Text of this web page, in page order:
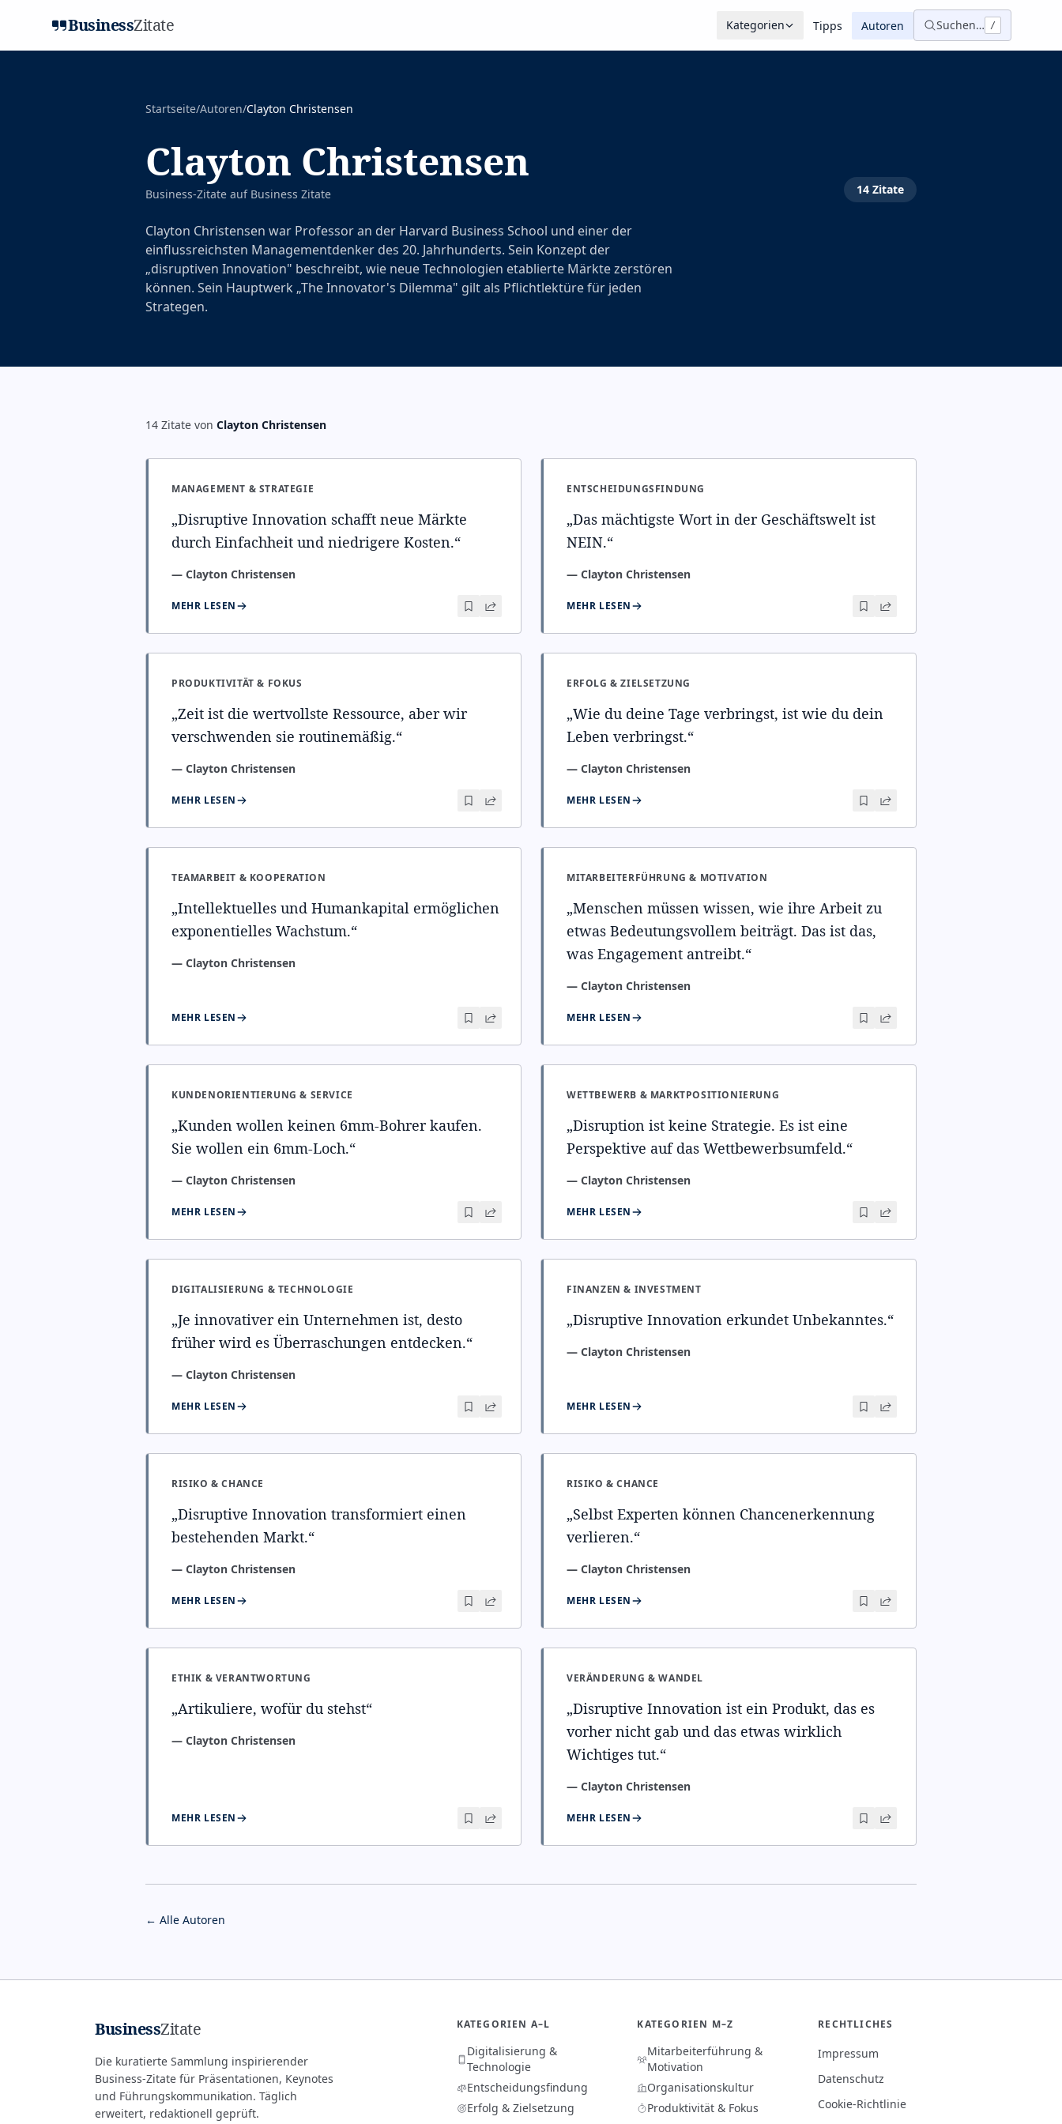
BusinessZitate Kategorien Tipps Autoren Suchen… /
Startseite/Autoren/Clayton Christensen
Clayton Christensen
Business-Zitate auf Business Zitate 14 Zitate
Clayton Christensen war Professor an der Harvard Business School und einer der
einflussreichsten Managementdenker des 20. Jahrhunderts. Sein Konzept der
„disruptiven Innovation" beschreibt, wie neue Technologien etablierte Märkte zerstören
können. Sein Hauptwerk „The Innovator's Dilemma" gilt als Pflichtlektüre für jeden
Strategen.
14 Zitate von Clayton Christensen
MANAGEMENT & STRATEGIE
„Disruptive Innovation schafft neue Märkte
durch Einfachheit und niedrigere Kosten.“
— Clayton Christensen
MEHR LESEN
ENTSCHEIDUNGSFINDUNG
„Das mächtigste Wort in der Geschäftswelt ist
NEIN.“
— Clayton Christensen
MEHR LESEN
PRODUKTIVITÄT & FOKUS
„Zeit ist die wertvollste Ressource, aber wir
verschwenden sie routinemäßig.“
— Clayton Christensen
MEHR LESEN
ERFOLG & ZIELSETZUNG
„Wie du deine Tage verbringst, ist wie du dein
Leben verbringst.“
— Clayton Christensen
MEHR LESEN
TEAMARBEIT & KOOPERATION
„Intellektuelles und Humankapital ermöglichen
exponentielles Wachstum.“
— Clayton Christensen
MEHR LESEN
MITARBEITERFÜHRUNG & MOTIVATION
„Menschen müssen wissen, wie ihre Arbeit zu
etwas Bedeutungsvollem beiträgt. Das ist das,
was Engagement antreibt.“
— Clayton Christensen
MEHR LESEN
KUNDENORIENTIERUNG & SERVICE
„Kunden wollen keinen 6mm-Bohrer kaufen.
Sie wollen ein 6mm-Loch.“
— Clayton Christensen
MEHR LESEN
WETTBEWERB & MARKTPOSITIONIERUNG
„Disruption ist keine Strategie. Es ist eine
Perspektive auf das Wettbewerbsumfeld.“
— Clayton Christensen
MEHR LESEN
DIGITALISIERUNG & TECHNOLOGIE
„Je innovativer ein Unternehmen ist, desto
früher wird es Überraschungen entdecken.“
— Clayton Christensen
MEHR LESEN
FINANZEN & INVESTMENT
„Disruptive Innovation erkundet Unbekanntes.“
— Clayton Christensen
MEHR LESEN
RISIKO & CHANCE
„Disruptive Innovation transformiert einen
bestehenden Markt.“
— Clayton Christensen
MEHR LESEN
RISIKO & CHANCE
„Selbst Experten können Chancenerkennung
verlieren.“
— Clayton Christensen
MEHR LESEN
ETHIK & VERANTWORTUNG
„Artikuliere, wofür du stehst“
— Clayton Christensen
MEHR LESEN
VERÄNDERUNG & WANDEL
„Disruptive Innovation ist ein Produkt, das es
vorher nicht gab und das etwas wirklich
Wichtiges tut.“
— Clayton Christensen
MEHR LESEN
← Alle Autoren
BusinessZitate
Die kuratierte Sammlung inspirierender
Business-Zitate für Präsentationen, Keynotes
und Führungskommunikation. Täglich
erweitert, redaktionell geprüft.
KATEGORIEN A–L
Digitalisierung &
Technologie
Entscheidungsfindung
Erfolg & Zielsetzung
KATEGORIEN M–Z
Mitarbeiterführung &
Motivation
Organisationskultur
Produktivität & Fokus
RECHTLICHES
Impressum
Datenschutz
Cookie-Richtlinie